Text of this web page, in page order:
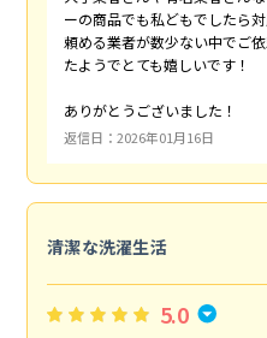
ーの商品でも私どもでしたら
頼める業者が数少ない中でご
たようでとても嬉しいです！
ありがとうございました！
返信日：2026年01月16日
清潔な洗濯生活
5.0